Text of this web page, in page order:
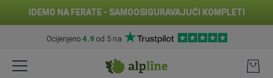
IDEMO NA FERATE - SAMOOSIGURAVAJUĆI KOMPLETI
Ocijenjeno 4.9 od 5 na
na